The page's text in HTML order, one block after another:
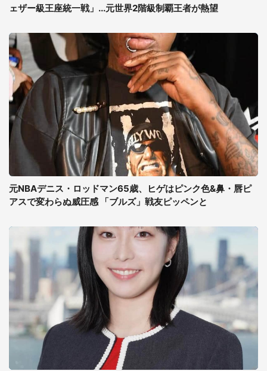
ェザー級王座統一戦」...元世界2階級制覇王者が熱望
元NBAデニス・ロッドマン65歳、ヒゲはピンク色&鼻・唇ピ
アスで変わらぬ威圧感 「ブルズ」戦友ピッペンと